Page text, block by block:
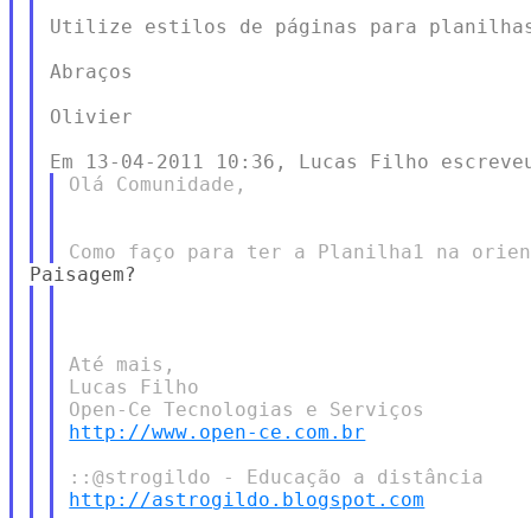
Utilize estilos de páginas para
Abraços
Olivier
Olá Comunidade,
Até mais,
Lucas Filho
http://www.open-ce.com.br
http://astrogildo.blogspot.com